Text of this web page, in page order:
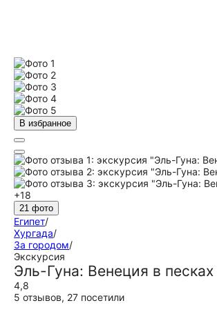
В избранное
+18
21 фото
Египет/
Хургада/
За городом/
Экскурсия
Эль-Гуна: Венеция в песках
4,8
5 отзывов, 27 посетили